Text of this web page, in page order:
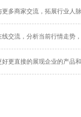
多商家交流，拓展行业人脉
交流，分析当前行情走势
更直接的展现企业的产品和